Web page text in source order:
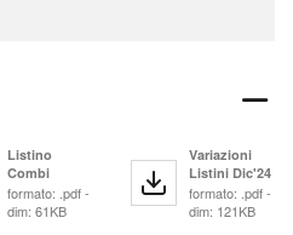
Listino
Combi
formato: .pdf -
dim: 61KB
Variazioni
Listini Dic'24
formato: .pdf -
dim: 121KB